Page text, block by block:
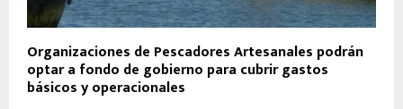
Organizaciones de Pescadores Artesanales podrán
optar a fondo de gobierno para cubrir gastos
básicos y operacionales